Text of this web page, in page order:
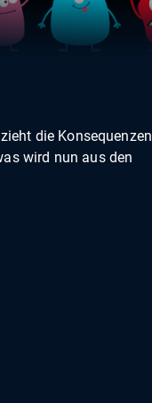
die Konsequenzen
wird nun aus den